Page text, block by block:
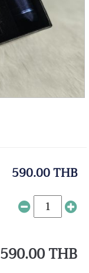
590.00 THB
590.00 THB